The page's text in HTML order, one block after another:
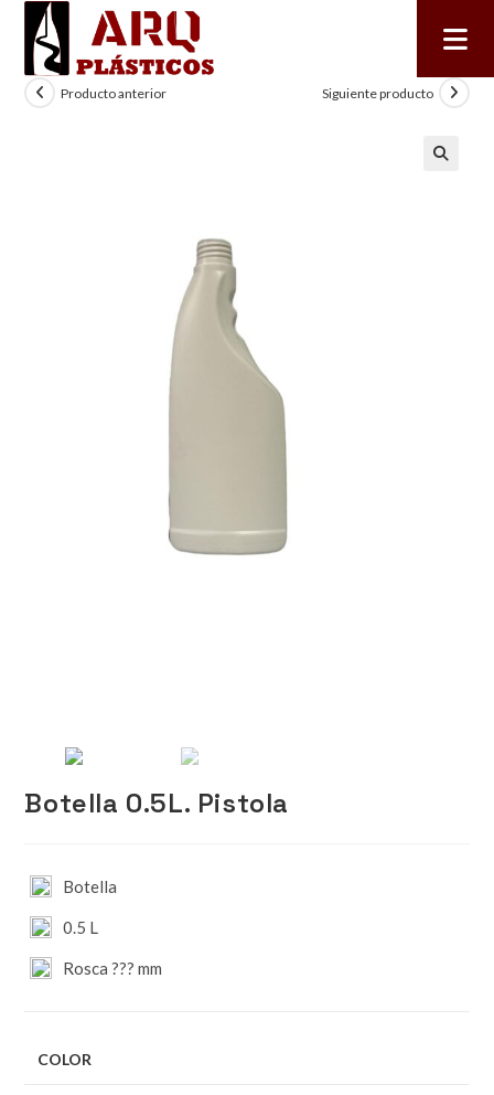
Producto anterior Siguiente producto
Botella 0.5L. Pistola
Botella
0.5 L
Rosca ??? mm
COLOR